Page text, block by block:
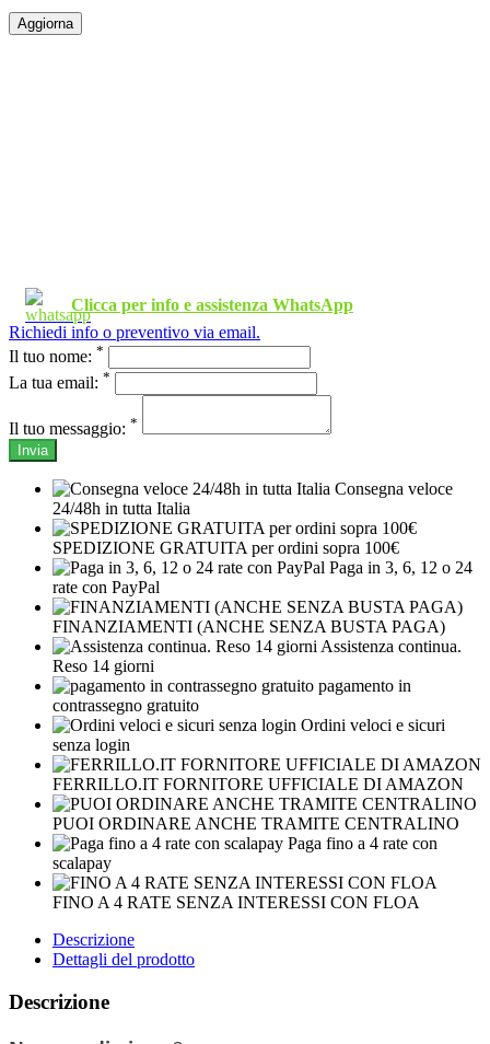
Clicca per info e assistenza WhatsApp
Richiedi info o preventivo via email.
Il tuo nome: *
La tua email: *
Il tuo messaggio: *
Invia
Consegna veloce
24/48h in tutta Italia
SPEDIZIONE GRATUITA per ordini sopra 100€
Paga in 3, 6, 12 o 24
rate con PayPal
FINANZIAMENTI (ANCHE SENZA BUSTA PAGA)
Assistenza continua.
Reso 14 giorni
pagamento in
contrassegno gratuito
Ordini veloci e sicuri
senza login
FERRILLO.IT FORNITORE UFFICIALE DI AMAZON
PUOI ORDINARE ANCHE TRAMITE CENTRALINO
Paga fino a 4 rate con
scalapay
FINO A 4 RATE SENZA INTERESSI CON FLOA
Descrizione
Dettagli del prodotto
Descrizione